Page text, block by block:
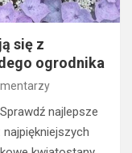
się z
ogrodnika
najlepsze